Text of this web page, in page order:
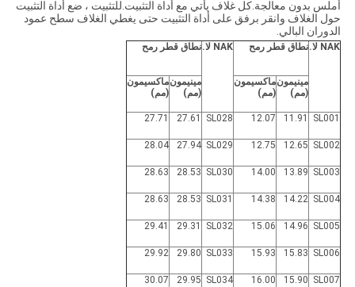
أملس بدون معالجة.كل غلاف يأتي مع أداة التثبيت.للتثبيت ، ضع أداة التثبيت
حول الغلاف وانقر برفق على أداة التثبيت حتى يغطي الغلاف سطح عمود
الدوران البالي.
NAK لا. نطاق قطر رمح NAK لا. نطاق قطر رمح
مينيمون
(مم)
ماكسيمون
(مم)
مينيمون
(مم)
ماكسيمون
(مم)
SL001
11.91
12.07
SL028
27.61
27.71
SL002
12.65
12.75
SL029
27.94
28.04
SL003
13.89
14.00
SL030
28.53
28.63
SL004
14.22
14.38
SL031
28.53
28.63
SL005
14.96
15.06
SL032
29.31
29.41
SL006
15.83
15.93
SL033
29.80
29.92
SL007
15.90
16.00
SL034
29.95
30.07